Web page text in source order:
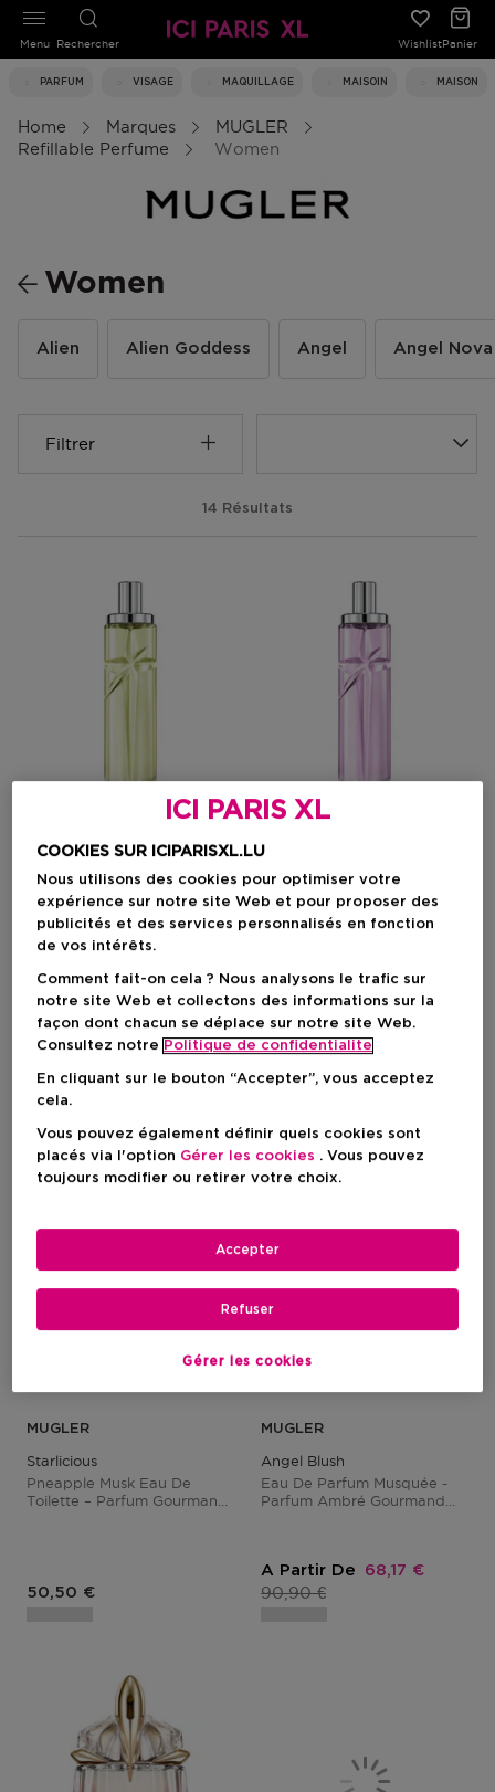
Rechercher WishlistPanier
PARFUM VISAGE MAQUILLAGE MAISOIN MAISON
Menu
Home Marques
MUGLER
Refillable Perfume
Women
Women
Alien Alien Goddess Angel Angel Nova
Filtrer
14 Résultats
MUGLER
Starlicious
Pistachio Praline Eau De
Toilette – Parfum Gourmand
Boisé Fruité Pour Femme
Prix du produit
50,50 €
MUGLER
Starlicious
Fruitée Gourmand Pour
Femme
Prix du produit
50,50 €
MUGLER
Starlicious
Pneapple Musk Eau De
Toilette – Parfum Gourmand
Prix du produit
50,50 €
MUGLER
Angel Blush
Eau De Parfum Musquée -
Parfum Ambré Gourmand
A Partir De Prix
68,17 €
Prix du produit
90,90 €
ICI PARIS XL
COOKIES SUR ICIPARISXL.LU
Nous utilisons des cookies pour optimiser votre
expérience sur notre site Web et pour proposer des
publicités et des services personnalisés en fonction
de vos intérêts.
Comment fait-on cela ? Nous analysons le trafic sur
notre site Web et collectons des informations sur la
façon dont chacun se déplace sur notre site Web.
Consultez notre Politique de confidentialite
En cliquant sur le bouton “Accepter”, vous acceptez
cela.
Vous pouvez également définir quels cookies sont
placés via l'option Gérer les cookies . Vous pouvez
toujours modifier ou retirer votre choix.
Gérer les cookies
Refuser
Accepter